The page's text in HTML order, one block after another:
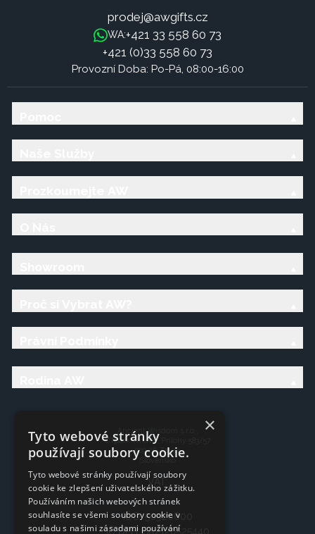
prodej@awgifts.cz
WA:+421 33 558 60 73
+421 (0)33 558 60 73
Provozní Doba: Po-Pá, 08:00-16:00
Ancient Wisdom s.r.o.,
CTpark Trnava, Prílohy 583/57
919 26 Zavar
Slovensko
IČO: 50920600
IČ DPH: SK2120525440
×
Tyto webové stránky
používají soubory cookie.
Tyto webové stránky používají soubory
cookie ke zlepšení uživatelského zážitku.
Používáním našich webových stránek
souhlasíte se všemi soubory cookie v
souladu s našimi zásadami používání